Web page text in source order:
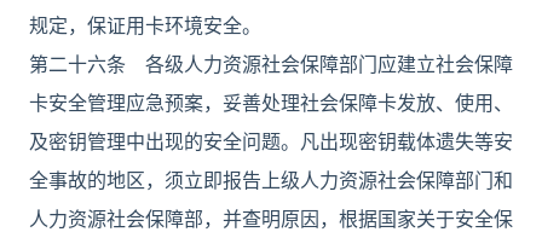
规定，保证用卡环境安全。
第二十六条 各级人力资源社会保障部门应建立社会保障
卡安全管理应急预案，妥善处理社会保障卡发放、使用、
及密钥管理中出现的安全问题。凡出现密钥载体遗失等安
全事故的地区，须立即报告上级人力资源社会保障部门和
人力资源社会保障部，并查明原因，根据国家关于安全保